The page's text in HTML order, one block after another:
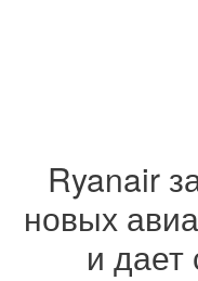
Ryanair
новых
и дает